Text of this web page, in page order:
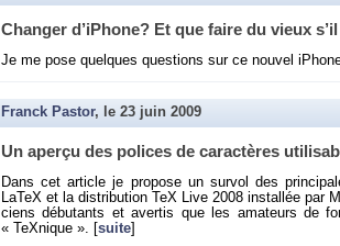
Chan­ger d’iPhone? Et que faire du vieux
Je me pose quelques ques­tions sur ce nou­vel
Franck Pastor, le 23 juin 2009
Un aperçu des po­lices de ca­rac­tères
Dans cet ar­ticle je pro­pose un sur­vol des
LaTeX et la dis­tri­bu­tion TeX Live 2008 ins­tal­lée par
ciens dé­bu­tants et aver­tis que les ama­teurs de
« TeX­nique ». [ suite